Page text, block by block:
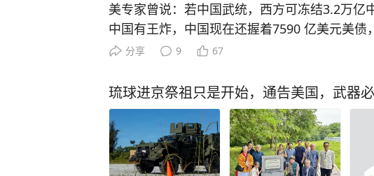
美专家曾说：若中国武统，西方可冻结3.2万亿
中国有王炸，中国现在还握着7590 亿美元美债
破脸的时候，分批抛售就能让美国国债市场天
尔大学教授普拉萨德也跟着附和，大西洋理事
演报告。 首先要认清，冻结3.2万亿海外资产
人，实则漏洞百出，这部分资产涵盖央行外储、
资、贸易债权等各类资产，和俄罗斯单纯存放于
备资金完全不同。 我国海外资产大多是绑定实
分享 9 67
琉球进京祭祖只是开始，通告美国，武器